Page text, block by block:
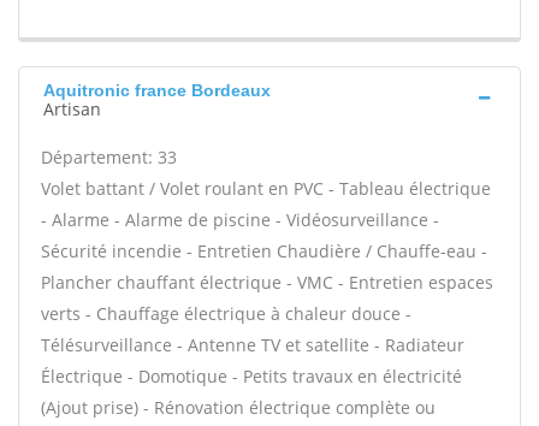
Aquitronic france Bordeaux
Artisan
Département: 33
Volet battant / Volet roulant en PVC - Tableau électrique
- Alarme - Alarme de piscine - Vidéosurveillance -
Sécurité incendie - Entretien Chaudière / Chauffe-eau -
Plancher chauffant électrique - VMC - Entretien espaces
verts - Chauffage électrique à chaleur douce -
Télésurveillance - Antenne TV et satellite - Radiateur
Électrique - Domotique - Petits travaux en électricité
(Ajout prise) - Rénovation électrique complète ou